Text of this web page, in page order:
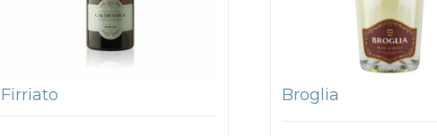
Firriato Broglia